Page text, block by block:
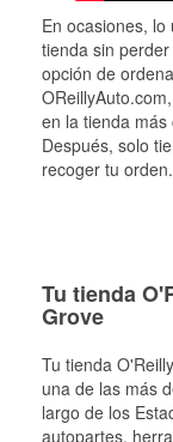
En ocasiones,
tienda sin
opción de
en la tienda
Después, solo
recoger tu orden.
Tu tienda
Grove
Tu tienda
una de las más
largo de los
autopartes,